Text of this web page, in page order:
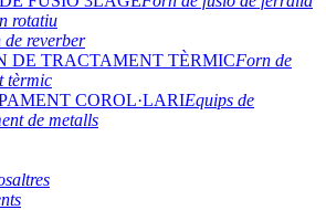
rotatiu
de reverber
Forn de
tèrmic
Equips de
de metalls